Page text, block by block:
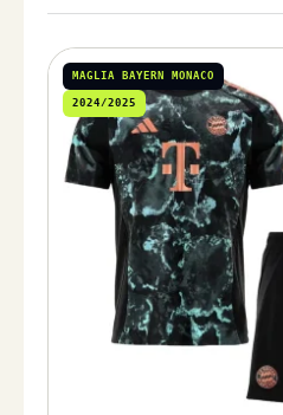
MAGLIA BAYERN MONACO
2024/2025